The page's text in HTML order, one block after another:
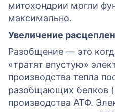
митохондрии могли
максимально.
Увеличение
Разобщение — это
«тратят впустую»
производства тепла
разобщающих белков
производства АТФ.